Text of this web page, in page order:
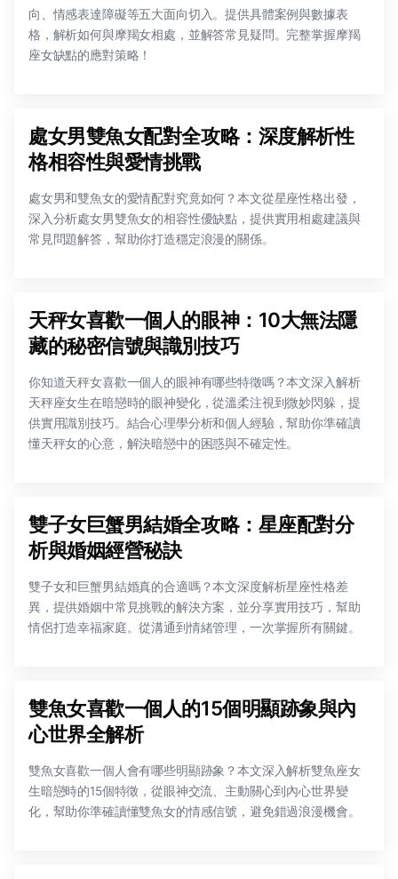
向、情感表達障礙等五大面向切入。提供具體案例與數據表
格，解析如何與摩羯女相處，並解答常見疑問。完整掌握摩羯
座女缺點的應對策略！
處女男雙魚女配對全攻略：深度解析性
格相容性與愛情挑戰
處女男和雙魚女的愛情配對究竟如何？本文從星座性格出發，
深入分析處女男雙魚女的相容性優缺點，提供實用相處建議與
常見問題解答，幫助你打造穩定浪漫的關係。
天秤女喜歡一個人的眼神：10大無法隱
藏的秘密信號與識別技巧
你知道天秤女喜歡一個人的眼神有哪些特徵嗎？本文深入解析
天秤座女生在暗戀時的眼神變化，從溫柔注視到微妙閃躲，提
供實用識別技巧。結合心理學分析和個人經驗，幫助你準確讀
懂天秤女的心意，解決暗戀中的困惑與不確定性。
雙子女巨蟹男結婚全攻略：星座配對分
析與婚姻經營秘訣
雙子女和巨蟹男結婚真的合適嗎？本文深度解析星座性格差
異，提供婚姻中常見挑戰的解決方案，並分享實用技巧，幫助
情侶打造幸福家庭。從溝通到情緒管理，一次掌握所有關鍵。
雙魚女喜歡一個人的15個明顯跡象與內
心世界全解析
雙魚女喜歡一個人會有哪些明顯跡象？本文深入解析雙魚座女
生暗戀時的15個特徵，從眼神交流、主動關心到內心世界變
化，幫助你準確讀懂雙魚女的情感信號，避免錯過浪漫機會。